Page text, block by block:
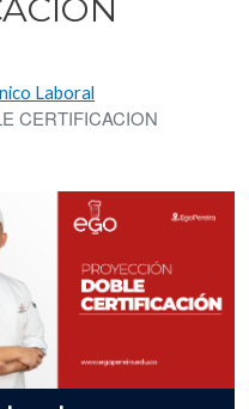
Laboral
CERTIFICACION